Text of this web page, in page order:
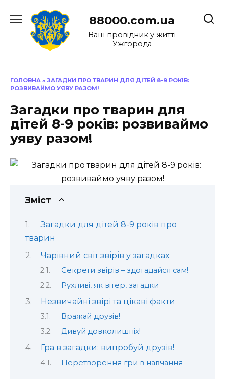
до
88000.com.ua
Ваш провідник у житті
Ужгорода
ГОЛОВНА » ЗАГАДКИ ПРО ТВАРИН ДЛЯ ДІТЕЙ 8-9 РОКІВ:
РОЗВИВАЙМО УЯВУ РАЗОМ!
Загадки про тварин для
дітей 8-9 років: розвиваймо
уяву разом!
Зміст
Загадки для дітей 8-9 років про
тварин
Чарівний світ звірів у загадках
Секрети звірів – здогадайся сам!
Рухливі, як вітер, загадки
Незвичайні звірі та цікаві факти
Вражай друзів!
Дивуй довколишніх!
Гра в загадки: випробуй друзів!
Перетворення гри в навчання